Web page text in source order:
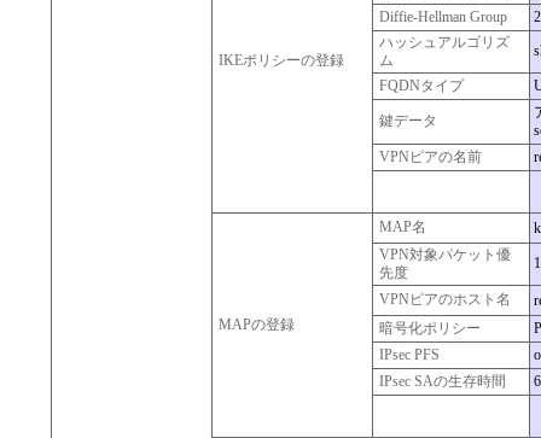
IKEポリシーの登録
Diffie-Hellman Group
2
ハッシュアルゴリズ
ム
FQDNタイプ
鍵データ
VPNピアの名前
MAPの登録
MAP名
VPN対象パケット優
先度
1
VPNピアのホスト名
暗号化ポリシー
IPsec PFS
IPsec SAの生存時間